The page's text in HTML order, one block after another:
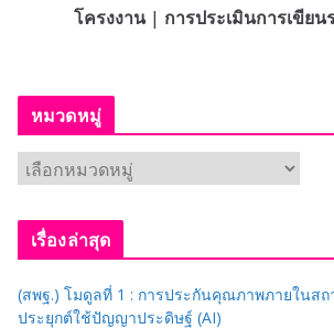
โครงงาน | การประเมินการเขียน
หมวดหมู่
ม
ว
มู่
เรื่องล่าสุด
(สพฐ.) โมดูลที่ 1 : การประกันคุณภาพภายในส
ประยุกต์ใช้ปัญญาประดิษฐ์ (AI)